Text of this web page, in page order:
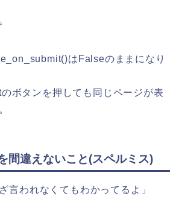
はFalseのままになり
ボタンを押しても同じページが表
違えないこと(スペルミス)
言われなくてもわかってるよ」